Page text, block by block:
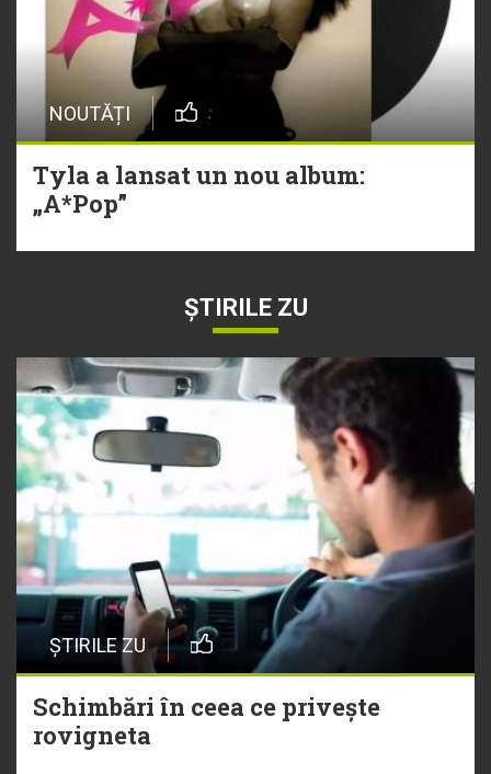
NOUTĂȚI
Tyla a lansat un nou album:
„A*Pop”
ȘTIRILE ZU
ȘTIRILE ZU
Schimbări în ceea ce privește
rovigneta